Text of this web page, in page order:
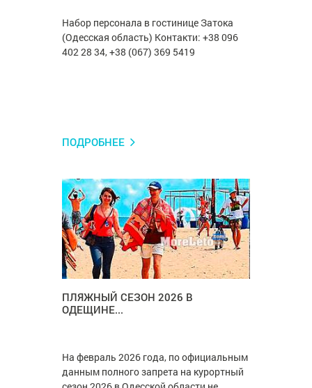
Набор персонала в гостинице Затока
(Одесская область) Контакти: +38 096
402 28 34, +38 (067) 369 5419
ПОДРОБНЕЕ
ПЛЯЖНЫЙ СЕЗОН 2026 В
ОДЕЩИНЕ...
На февраль 2026 года, по официальным
данным полного запрета на курортный